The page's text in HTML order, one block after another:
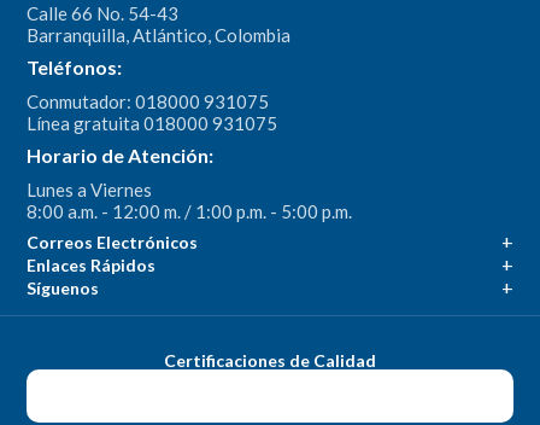
Calle 66 No. 54-43
Barranquilla, Atlántico, Colombia
Teléfonos:
Conmutador: 018000 931075
Línea gratuita 018000 931075
Horario de Atención:
Lunes a Viernes
8:00 a.m. - 12:00 m. / 1:00 p.m. - 5:00 p.m.
Correos Electrónicos
Enlaces Rápidos
Síguenos
Certificaciones de Calidad